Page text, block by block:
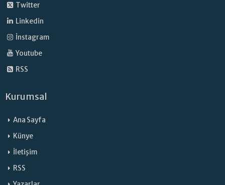
Twitter
Linkedin
İnstagram
Youtube
RSS
Kurumsal
Ana Sayfa
Künye
İletişim
RSS